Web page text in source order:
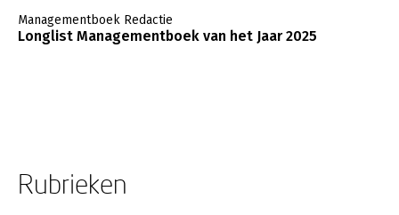
Managementboek Redactie
Longlist Managementboek van het Jaar 2025
Rubrieken